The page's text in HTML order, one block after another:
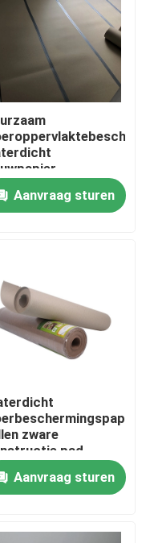
cm
Aanvraag sturen
zware
pad
Cm
Aanvraag sturen